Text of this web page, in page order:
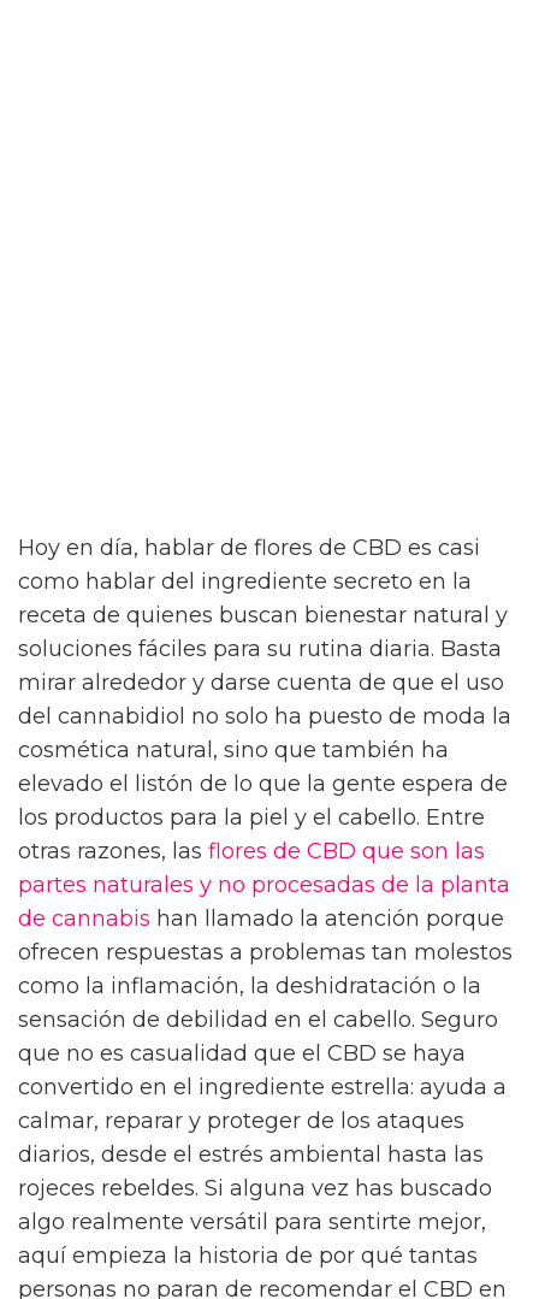
Hoy en día, hablar de flores de CBD es casi
como hablar del ingrediente secreto en la
receta de quienes buscan bienestar natural y
soluciones fáciles para su rutina diaria. Basta
mirar alrededor y darse cuenta de que el uso
del cannabidiol no solo ha puesto de moda la
cosmética natural, sino que también ha
elevado el listón de lo que la gente espera de
los productos para la piel y el cabello. Entre
otras razones, las flores de CBD que son las
partes naturales y no procesadas de la planta
de cannabis han llamado la atención porque
ofrecen respuestas a problemas tan molestos
como la inflamación, la deshidratación o la
sensación de debilidad en el cabello. Seguro
que no es casualidad que el CBD se haya
convertido en el ingrediente estrella: ayuda a
calmar, reparar y proteger de los ataques
diarios, desde el estrés ambiental hasta las
rojeces rebeldes. Si alguna vez has buscado
algo realmente versátil para sentirte mejor,
aquí empieza la historia de por qué tantas
personas no paran de recomendar el CBD en